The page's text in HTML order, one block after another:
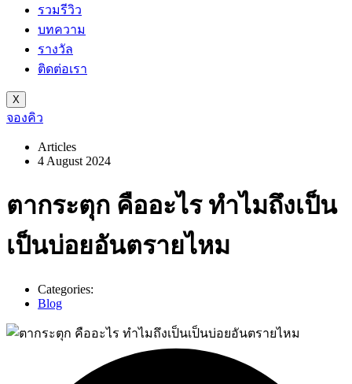
รวมรีวิว
บทความ
รางวัล
ติดต่อเรา
X
จองคิว
Articles
4 August 2024
ตากระตุก คืออะไร ทำไมถึงเป็น
เป็นบ่อยอันตรายไหม
Categories:
Blog